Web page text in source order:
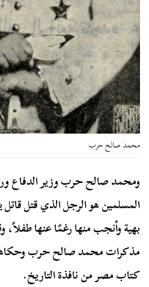
محمد صالح حرب
ومحمد صالح حرب وزير الدفاع
المسلمين هو الرجل الذي قتل
بهية وأنجب منها رغمًا عنها
مذكرات محمد صالح حرب
كتاب مصر من نافذة التاريخ.